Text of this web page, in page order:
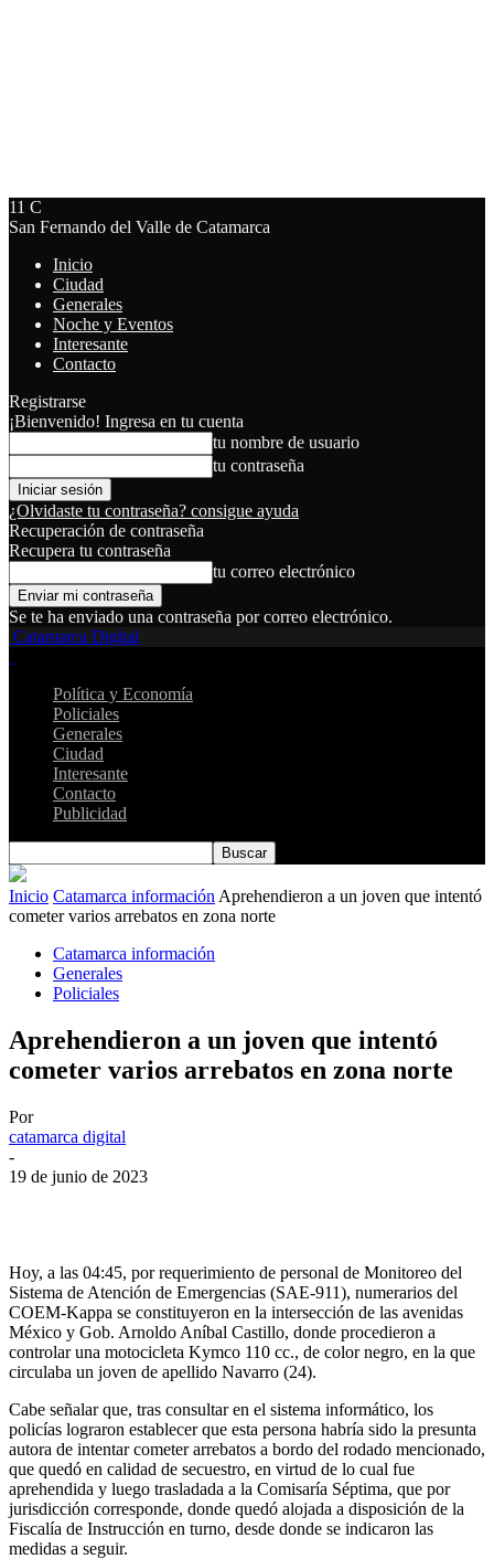
11 C
San Fernando del Valle de Catamarca
Inicio
Ciudad
Generales
Noche y Eventos
Interesante
Contacto
Registrarse
¡Bienvenido! Ingresa en tu cuenta
tu nombre de usuario
tu contraseña
¿Olvidaste tu contraseña? consigue ayuda
Recuperación de contraseña
Recupera tu contraseña
tu correo electrónico
Se te ha enviado una contraseña por correo electrónico.
Catamarca Digital
Política y Economía
Policiales
Generales
Ciudad
Interesante
Contacto
Publicidad
Inicio Catamarca información Aprehendieron a un joven que intentó
cometer varios arrebatos en zona norte
Catamarca información
Generales
Policiales
Aprehendieron a un joven que intentó
cometer varios arrebatos en zona norte
Por
catamarca digital
-
19 de junio de 2023
Hoy, a las 04:45, por requerimiento de personal de Monitoreo del
Sistema de Atención de Emergencias (SAE-911), numerarios del
COEM-Kappa se constituyeron en la intersección de las avenidas
México y Gob. Arnoldo Aníbal Castillo, donde procedieron a
controlar una motocicleta Kymco 110 cc., de color negro, en la que
circulaba un joven de apellido Navarro (24).
Cabe señalar que, tras consultar en el sistema informático, los
policías lograron establecer que esta persona habría sido la presunta
autora de intentar cometer arrebatos a bordo del rodado mencionado,
que quedó en calidad de secuestro, en virtud de lo cual fue
aprehendida y luego trasladada a la Comisaría Séptima, que por
jurisdicción corresponde, donde quedó alojada a disposición de la
Fiscalía de Instrucción en turno, desde donde se indicaron las
medidas a seguir.